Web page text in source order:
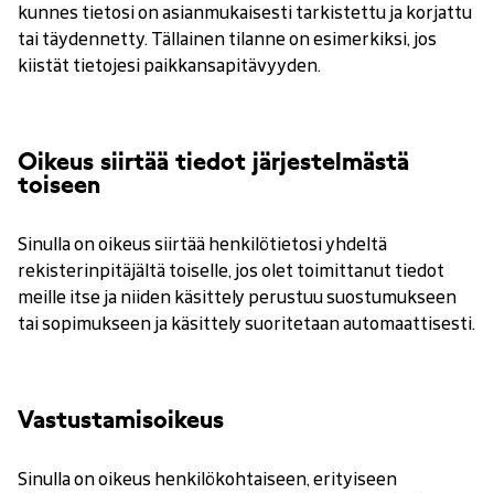
kunnes tietosi on asianmukaisesti tarkistettu ja korjattu
tai täydennetty. Tällainen tilanne on esimerkiksi, jos
kiistät tietojesi paikkansapitävyyden.
Oikeus siirtää tiedot järjestelmästä
toiseen
Sinulla on oikeus siirtää henkilötietosi yhdeltä
rekisterinpitäjältä toiselle, jos olet toimittanut tiedot
meille itse ja niiden käsittely perustuu suostumukseen
tai sopimukseen ja käsittely suoritetaan automaattisesti.
Vastustamisoikeus
Sinulla on oikeus henkilökohtaiseen, erityiseen